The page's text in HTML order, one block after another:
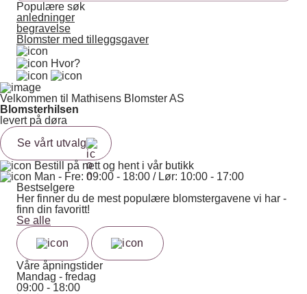
Populære søk
anledninger
begravelse
Blomster med tilleggsgaver
Hvor?
Velkommen til Mathisens Blomster AS
Blomsterhilsen
levert på døra
Se vårt utvalg
Bestill på nett og hent i vår butikk
Man - Fre: 09:00 - 18:00 / Lør: 10:00 - 17:00
Bestselgere
Her finner du de mest populære blomstergavene vi har -
finn din favoritt!
Se alle
Våre åpningstider
Mandag - fredag
09:00 - 18:00